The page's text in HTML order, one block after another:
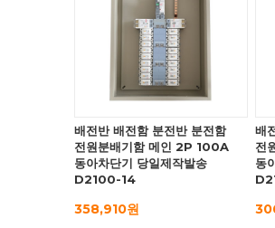
배전반 배전함 분전반 분전함
전원분배기함 메인 2P 100A
동아차단기 당일제작발송
D2100-14
358,910원
배
전
동